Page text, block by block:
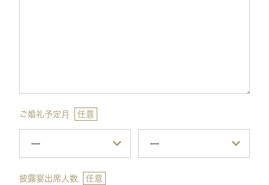
ご婚礼予定月 任意
披露宴出席人数 任意